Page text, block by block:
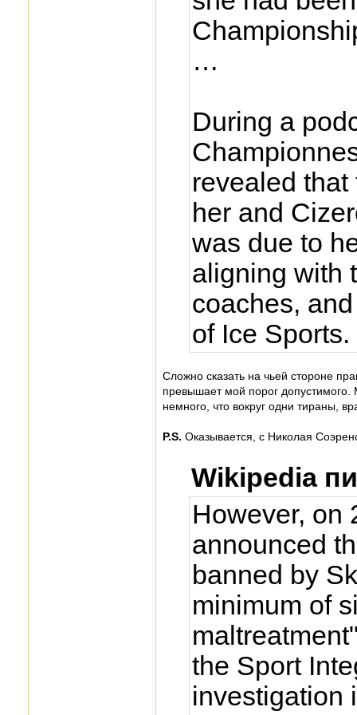
…
During a
revealed
her and
was due to
aligning with
coaches,
of Ice Sports.
Сложно сказать на чьей стороне
превышает мой порог допустимого.
немного, что вокруг одни тираны,
P.S. Оказывается, с Николая
Wikipedia
However, on
announced
banned by
minimum of
the Sport
investigation